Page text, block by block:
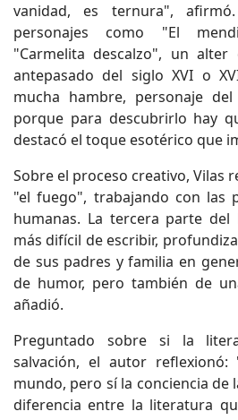
vanidad, es ternura",
personajes como "El
"Carmelita descalzo", un
antepasado del siglo XVI o
mucha hambre, personaje
porque para descubrirlo hay
destacó el toque esotérico que
Sobre el proceso creativo, Vilas
"el fuego", trabajando con las
humanas. La tercera parte
más difícil de escribir,
de sus padres y familia en
de humor, pero también de
añadió.
Preguntado sobre si la
salvación, el autor
mundo, pero sí la conciencia de
diferencia entre la literatura